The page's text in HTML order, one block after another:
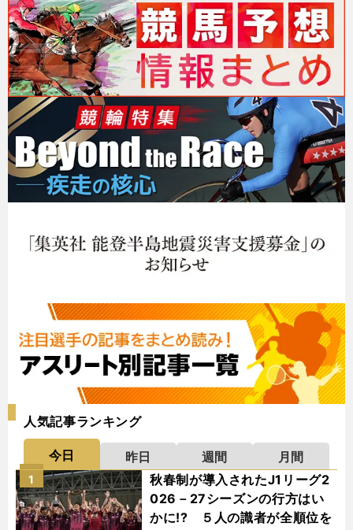
人気記事ランキング
今日 昨日 週間
月間
秋春制が導入されたJ1リーグ2
026－27シーズンの行方はい
かに!? ５人の識者が全順位を
1